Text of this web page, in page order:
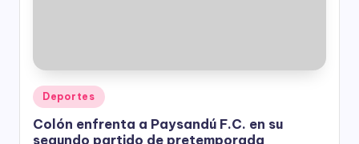
Posted
in
Deportes
Colón enfrenta a Paysandú F.C. en su
segundo partido de pretemporada